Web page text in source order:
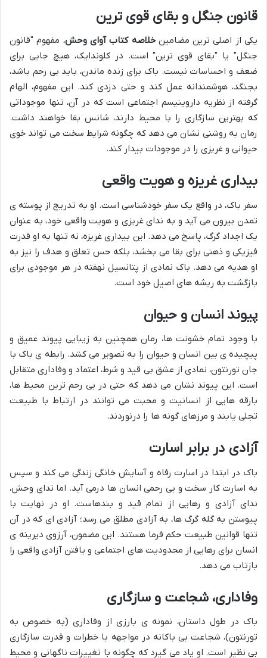
قانون جنگل و بقای قوی ترین
یکی از اصلی ترین مضامینخلاصه کتاب آوای وحش، مفهوم "قانون
جنگل" یا "بقای قوی ترین" است. در کلوندایک، هیچ جایی برای
ضعف و احساسات نیست. باک برای زنده ماندن، باید بی رحم باشد،
بجنگد، هوشمندانه عمل کند و حتی دزدی کند. این مفهوم، الهام
گرفته از نظریه داروینیسم اجتماعی است که در آن، تنها موجوداتی
که بهترین سازگاری را با محیط دارند، شانس بقا خواهند داشت.
رمان به روشنی نشان می دهد که چگونه شرایط سخت می تواند خوی
حیوانی و غریزی را در موجودات بیدار کند.
بیداری غریزه و هویت واقعی
سفر باک، در واقع یک سفر خودشناسی است. او به تدریج از پوسته ی
تمدن بیرون می آید و به ندای غریزی و هویت واقعی خود، به عنوان
یک اجداد گرگ، پاسخ می دهد. این بیداری غریزه، نه تنها به او قدرت
فیزیکی و ذهنی برای بقا می بخشد، بلکه حس تعلق و هدف را نیز به
او هدیه می دهد. باک نمادی از پتانسیل نهفته در هر موجودی برای
بازگشت به ریشه های اصیل خود است.
پیوند انسان و حیوان
با وجود تمام خشونت ها، رمان همچنین به زیبایی پیوند عمیق و
پیچیده ی بین انسان و حیوان را به تصویر می کشد. رابطه ی باک با
جان تورنتون، نمادی از عشق بی قید و شرط، اعتماد و وفاداری متقابل
است. این پیوند نشان می دهد که حتی در بی رحم ترین محیط ها،
بارقه هایی از انسانیت و محبت می توانند در ارتباط با طبیعت
تجلی یابند و مرزهای گونه ها را درنوردند.
آزادی در برابر اسارت
باک در ابتدا در اسارت رفاه و آسایش خانگی زندگی می کند و سپس
به اسارت کار سخت و بی رحمی انسان ها درمی آید. اما ندای وحش،
ندای آزادی و رهایی از تمام قید و بندهاست. او در نهایت با
پیوستن به گله گرگ ها، به آزادی مطلق می رسد؛ آزادی ای که در آن
تنها قوانین طبیعت حکم فرما هستند. این مضمون، آرزوی دیرینه ی
انسان برای رهایی از محدودیت های اجتماعی و یافتن آزادی واقعی را
بازتاب می دهد.
وفاداری، شجاعت و سازگاری
باک در طول داستان، نمونه ی بارزی از وفاداری (به خصوص به
تورنتون)، شجاعت بی باکانه در مواجهه با خطرات و قدرت سازگاری
بی نظیر است. او یاد می گیرد که چگونه با تغییرات ناگهانی و محیط